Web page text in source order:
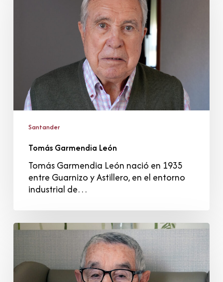
Santander
Tomás Garmendia León
Tomás Garmendia León nació en 1935
entre Guarnizo y Astillero, en el entorno
industrial de…
Manuel